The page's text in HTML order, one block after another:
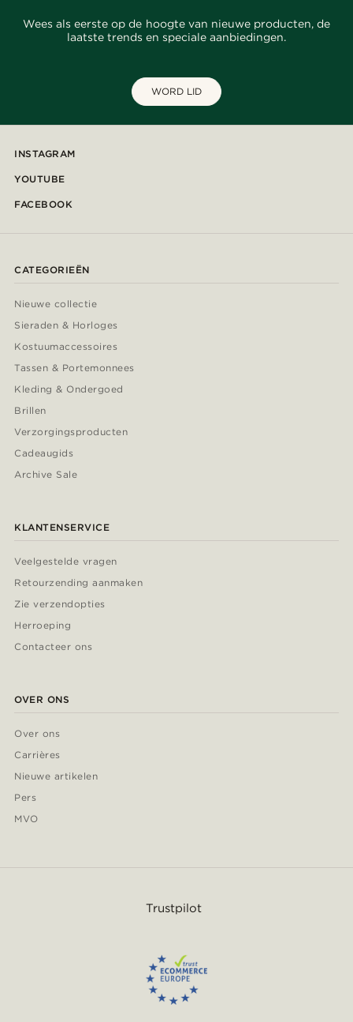
Wees als eerste op de hoogte van nieuwe producten, de
laatste trends en speciale aanbiedingen.
WORD LID
INSTAGRAM
YOUTUBE
FACEBOOK
CATEGORIEËN
Nieuwe collectie
Sieraden & Horloges
Kostuumaccessoires
Tassen & Portemonnees
Kleding & Ondergoed
Brillen
Verzorgingsproducten
Cadeaugids
Archive Sale
KLANTENSERVICE
Veelgestelde vragen
Retourzending aanmaken
Zie verzendopties
Herroeping
Contacteer ons
OVER ONS
Over ons
Carrières
Nieuwe artikelen
Pers
MVO
Trustpilot